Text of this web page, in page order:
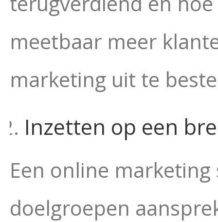
meetbaar meer
marketing uit te
Inzetten op een
Een online
doelgroepen